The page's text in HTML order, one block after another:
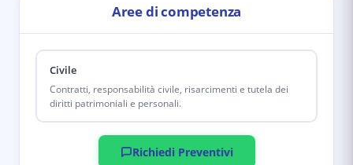
Aree di competenza
Civile
Contratti, responsabilità civile, risarcimenti e tutela dei
diritti patrimoniali e personali.
Richiedi Preventivi